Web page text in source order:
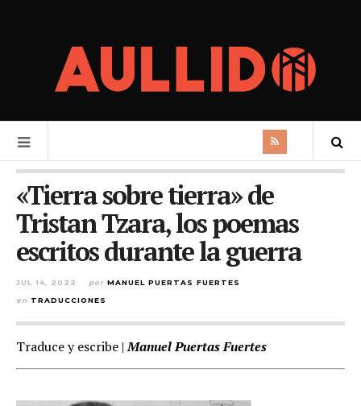
«Tierra sobre tierra» de
Tristan Tzara, los poemas
escritos durante la guerra
JUL 14, 2022 por MANUEL PUERTAS FUERTES
en TRADUCCIONES
Traduce y escribe |Manuel Puertas Fuertes